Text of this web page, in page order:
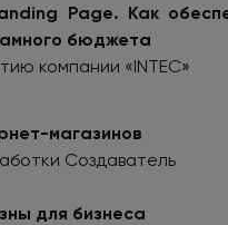
Page. Как
бюджета
компании «INTEC»
магазинов
Создаватель
для бизнеса